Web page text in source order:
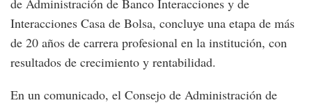
de Administración de Banco Interacciones y de
Interacciones Casa de Bolsa, concluye una etapa de más
de 20 años de carrera profesional en la institución, con
resultados de crecimiento y rentabilidad.
En un comunicado, el Consejo de Administración de